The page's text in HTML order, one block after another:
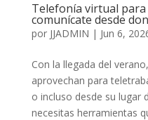
Telefonía virtual
comunícate desde
por JJADMIN | Jun 6,
Con la llegada del
aprovechan para
o incluso desde su lugar
necesitas herramientas